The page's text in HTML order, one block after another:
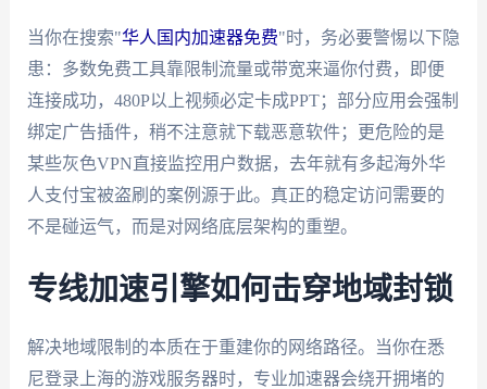
当你在搜索"华人国内加速器免费"时，务必要警惕以下隐
患：多数免费工具靠限制流量或带宽来逼你付费，即便
连接成功，480P以上视频必定卡成PPT；部分应用会强制
绑定广告插件，稍不注意就下载恶意软件；更危险的是
某些灰色VPN直接监控用户数据，去年就有多起海外华
人支付宝被盗刷的案例源于此。真正的稳定访问需要的
不是碰运气，而是对网络底层架构的重塑。
专线加速引擎如何击穿地域封锁
解决地域限制的本质在于重建你的网络路径。当你在悉
尼登录上海的游戏服务器时，专业加速器会绕开拥堵的